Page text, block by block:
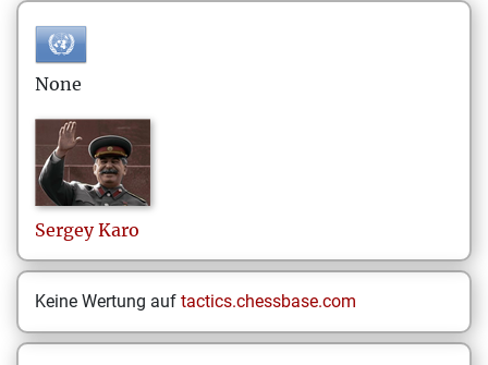
None
Sergey Karo
Keine Wertung auf tactics.chessbase.com